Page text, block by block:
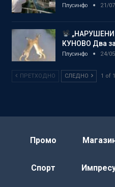
Плусинфо 21/
КУНОВО Два
Плусинфо 24/
ПРЕТХОДНО СЛЕДНО 1 of
Промо
Спорт